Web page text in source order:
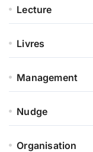
Lecture
Livres
Management
Nudge
Organisation